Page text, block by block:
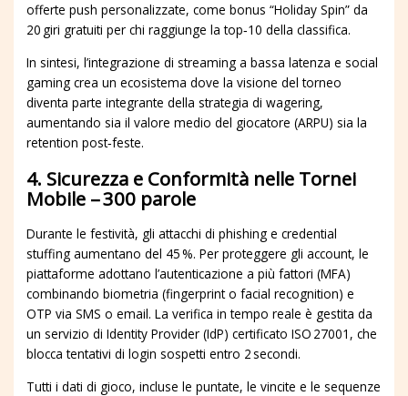
offerte push personalizzate, come bonus “Holiday Spin” da
20 giri gratuiti per chi raggiunge la top‑10 della classifica.
In sintesi, l’integrazione di streaming a bassa latenza e social
gaming crea un ecosistema dove la visione del torneo
diventa parte integrante della strategia di wagering,
aumentando sia il valore medio del giocatore (ARPU) sia la
retention post‑feste.
4. Sicurezza e Conformità nelle Tornei
Mobile – 300 parole
Durante le festività, gli attacchi di phishing e credential
stuffing aumentano del 45 %. Per proteggere gli account, le
piattaforme adottano l’autenticazione a più fattori (MFA)
combinando biometria (fingerprint o facial recognition) e
OTP via SMS o email. La verifica in tempo reale è gestita da
un servizio di Identity Provider (IdP) certificato ISO 27001, che
blocca tentativi di login sospetti entro 2 secondi.
Tutti i dati di gioco, incluse le puntate, le vincite e le sequenze